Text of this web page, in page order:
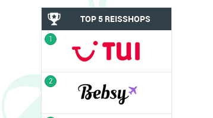
TOP 5 REISSHOPS
1
2